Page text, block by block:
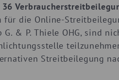
die Online-
G. & P. Thiele OHG, sind
Streitbeilegung